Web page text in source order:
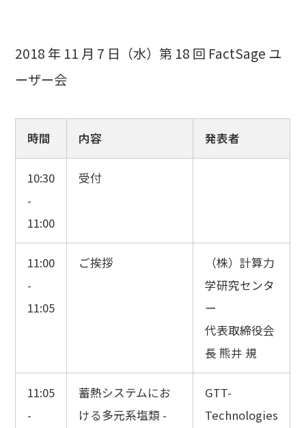
2018 年 11 月 7 日（水）第 18 回 FactSage ユ
ーザー会
時間 内容 発表者
10:30
-
11:00
受付
11:00
-
11:05
ご挨拶
（株）計算力
学研究センタ
ー
代表取締役会
長 熊井 規
11:05
-
蓄熱システムにお
ける多元系塩類 -
GTT-
Technologies